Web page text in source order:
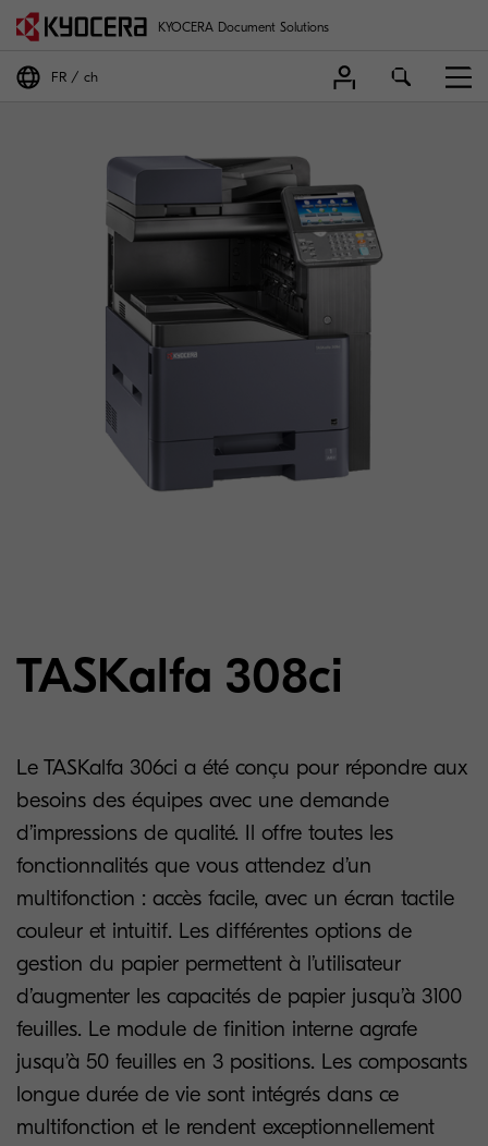
KYOCERA Document Solutions
FR ch
TASKalfa 308ci
Le TASKalfa 306ci a été conçu pour répondre aux
besoins des équipes avec une demande
d’impressions de qualité. Il offre toutes les
fonctionnalités que vous attendez d’un
multifonction : accès facile, avec un écran tactile
couleur et intuitif. Les différentes options de
gestion du papier permettent à l’utilisateur
d’augmenter les capacités de papier jusqu’à 3100
feuilles. Le module de finition interne agrafe
jusqu’à 50 feuilles en 3 positions. Les composants
longue durée de vie sont intégrés dans ce
multifonction et le rendent exceptionnellement